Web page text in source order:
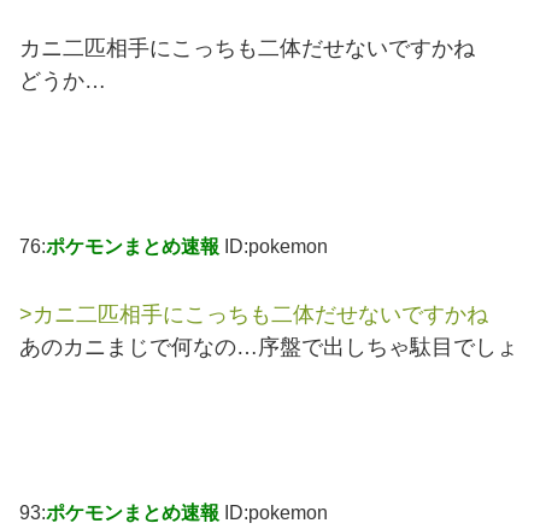
カニ二匹相手にこっちも二体だせないですかね
どうか…
76:ポケモンまとめ速報 ID:pokemon
>カニ二匹相手にこっちも二体だせないですかね
あのカニまじで何なの…序盤で出しちゃ駄目でしょ
93:ポケモンまとめ速報 ID:pokemon